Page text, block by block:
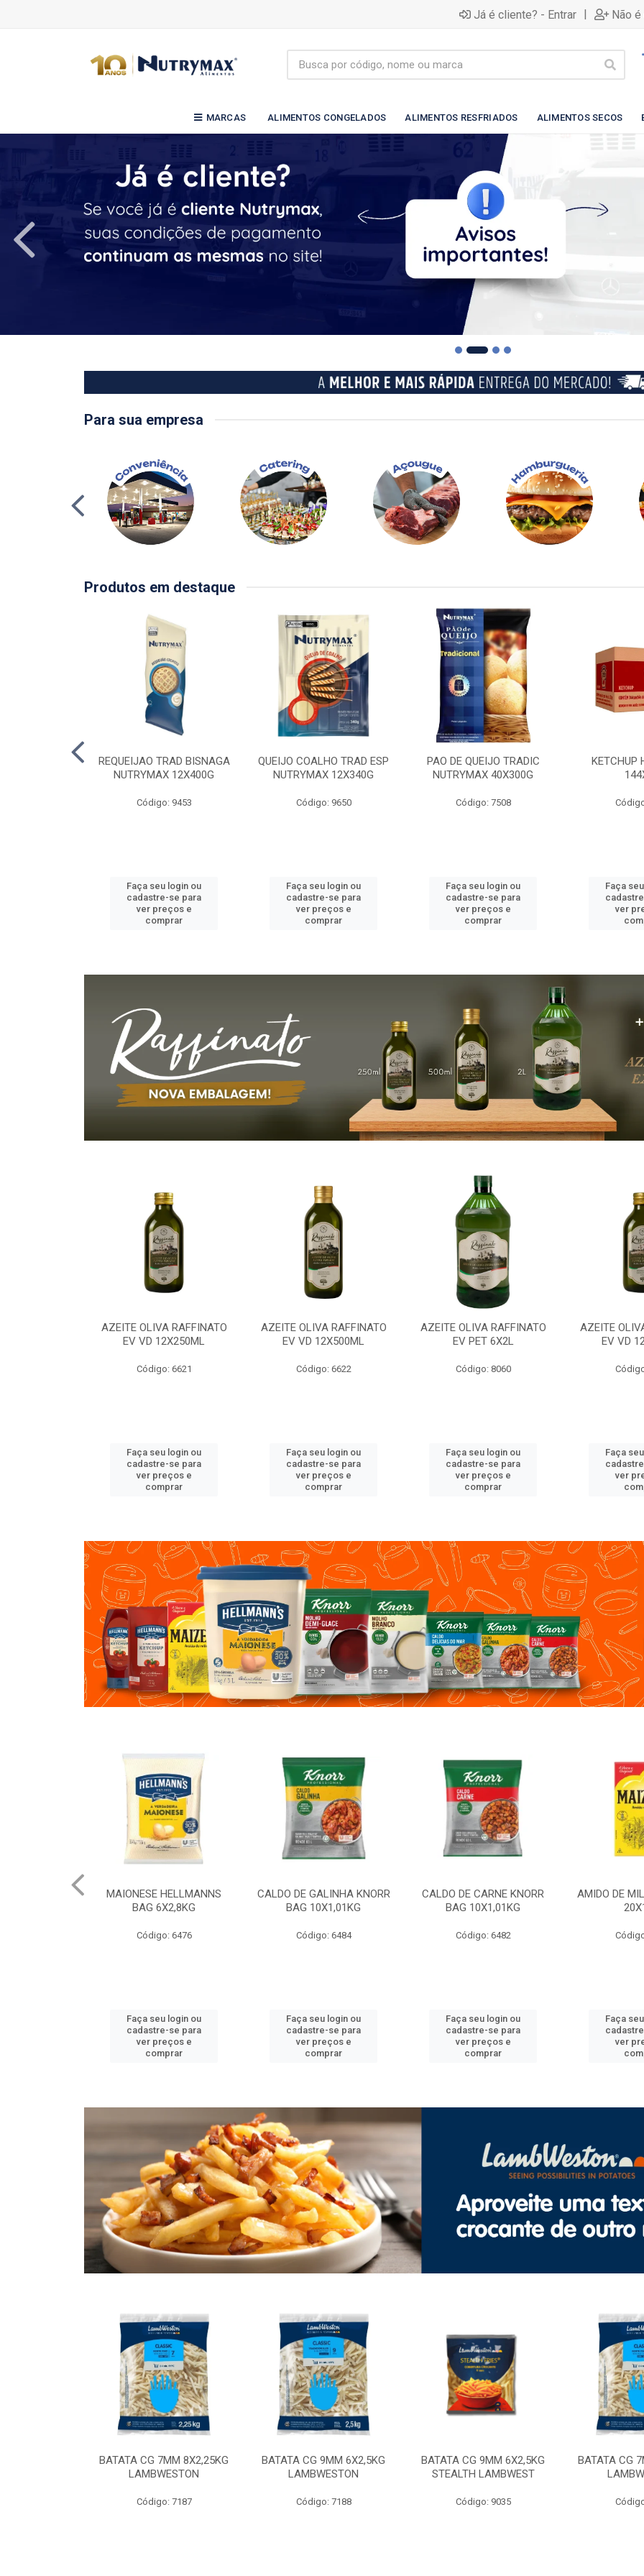
Já é cliente? - Entrar | Não
MARCAS ALIMENTOS CONGELADOS ALIMENTOS RESFRIADOS ALIMENTOS SECOS
Para sua empresa
Produtos em destaque
REQUEIJAO TRAD BISNAGA
NUTRYMAX 12X400G
Código: 9453
Faça seu login ou
cadastre-se para
ver preços e
comprar
QUEIJO COALHO TRAD ESP
NUTRYMAX 12X340G
Código: 9650
Faça seu login ou
cadastre-se para
ver preços e
comprar
PAO DE QUEIJO TRADIC
NUTRYMAX 40X300G
Código: 7508
Faça seu login ou
cadastre-se para
ver preços e
comprar
KETCHUP
Faça
ver
AZEITE OLIVA RAFFINATO
EV VD 12X250ML
Código: 6621
Faça seu login ou
cadastre-se para
ver preços e
comprar
AZEITE OLIVA RAFFINATO
EV VD 12X500ML
Código: 6622
Faça seu login ou
cadastre-se para
ver preços e
comprar
AZEITE OLIVA RAFFINATO
EV PET 6X2L
Código: 8060
Faça seu login ou
cadastre-se para
ver preços e
comprar
AZEITE
EV VD
Faça
ver
CALDO DE GALINHA KNORR
BAG 10X1,01KG
Código: 6484
Faça seu login ou
cadastre-se para
ver preços e
comprar
CALDO DE CARNE KNORR
BAG 10X1,01KG
Código: 6482
Faça seu login ou
cadastre-se para
ver preços e
comprar
AMIDO DE MILHO MAIZENA
20X1KG
Código: 6492
Faça seu login ou
cadastre-se para
ver preços e
comprar
CALDO DE
BAG
Faça
ver
BATATA CG 7MM 8X2,25KG
LAMBWESTON
Código: 7187
BATATA CG 9MM 6X2,5KG
LAMBWESTON
Código: 7188
BATATA CG 9MM 6X2,5KG
STEALTH LAMBWEST
Código: 9035
BATATA CG